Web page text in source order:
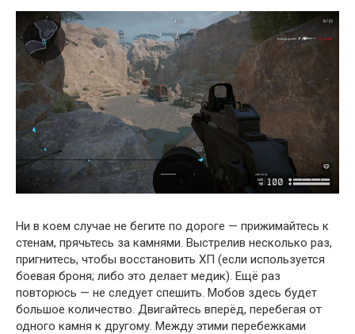
Ни в коем случае не бегите по дороге — прижимайтесь к
стенам, прячьтесь за камнями. Выстрелив несколько раз,
пригнитесь, чтобы восстановить ХП (если используется
боевая броня; либо это делает медик). Ещё раз
повторюсь — не следует спешить. Мобов здесь будет
большое количество. Двигайтесь вперёд, перебегая от
одного камня к другому. Между этими перебежками